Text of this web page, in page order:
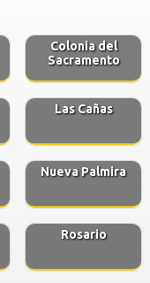
Colonia del
Sacramento
Las Cañas
Nueva Palmira
Rosario